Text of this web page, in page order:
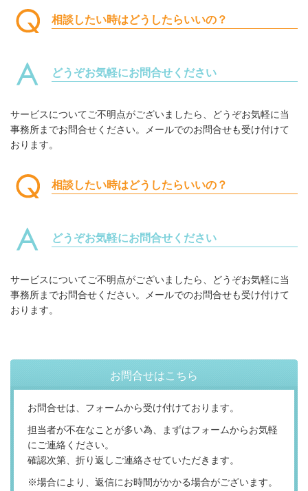
相談したい時はどうしたらいいの？
どうぞお気軽にお問合せください
サービスについてご不明点がございましたら、どうぞお気軽に当
事務所までお問合せください。メールでのお問合せも受け付けて
おります。
相談したい時はどうしたらいいの？
どうぞお気軽にお問合せください
サービスについてご不明点がございましたら、どうぞお気軽に当
事務所までお問合せください。メールでのお問合せも受け付けて
おります。
お問合せはこちら
お問合せは、フォームから受け付けております。
担当者が不在なことが多い為、まずはフォームからお気軽
にご連絡ください。
確認次第、折り返しご連絡させていただきます。
※場合により、返信にお時間がかかる場合がございます。